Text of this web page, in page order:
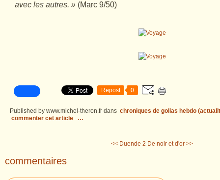
avec les autres. » (Marc 9/50)
Repost 0
Published by www.michel-theron.fr dans chroniques de golias hebdo
commenter cet article
…
<< Duende 2 De noir et d'or >>
commentaires